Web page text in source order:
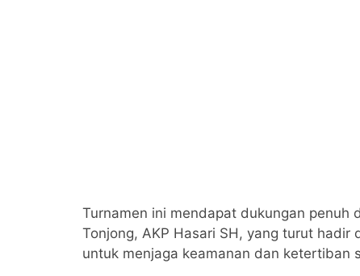
Turnamen ini mendapat dukungan penuh
Tonjong, AKP Hasari SH, yang turut
untuk menjaga keamanan dan ketertiban